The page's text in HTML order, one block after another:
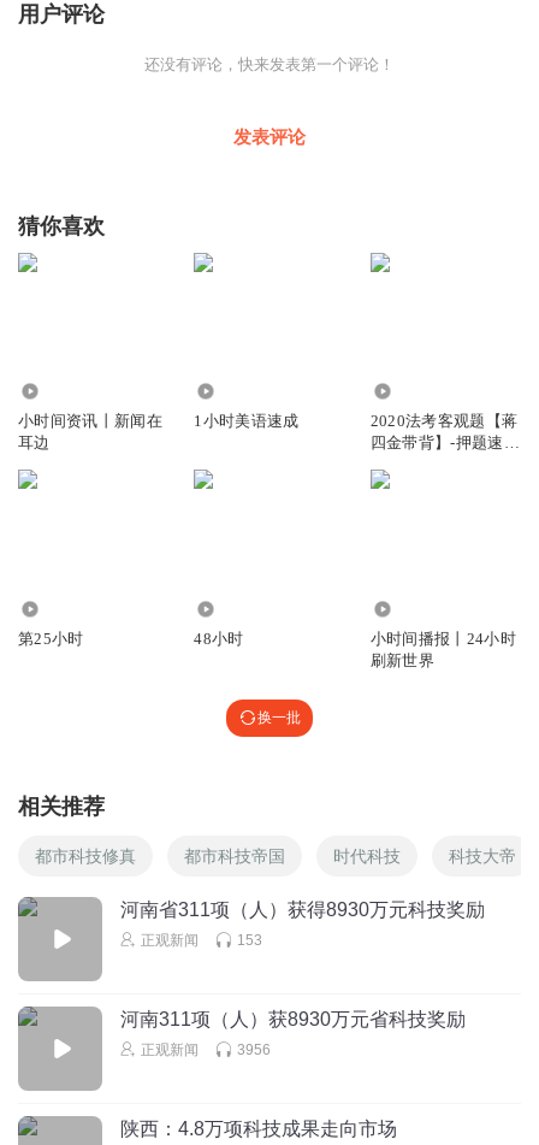
用户评论
还没有评论，快来发表第一个评论！
发表评论
猜你喜欢
小时间资讯丨新闻在
耳边
1小时美语速成
2020法考客观题【蒋
四金带背】-押题速记
第25小时 48小时
小时间播报丨24小时
刷新世界
换一批
相关推荐
都市科技修真 都市科技帝国 时代科技 科技大帝
河南省311项（人）获得8930万元科技奖励
正观新闻 153
河南311项（人）获8930万元省科技奖励
正观新闻 3956
陕西：4.8万项科技成果走向市场